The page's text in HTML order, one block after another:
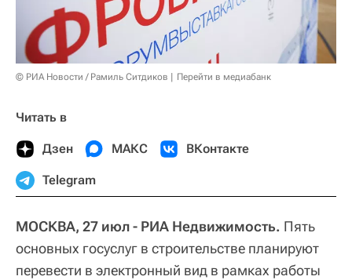
© РИА Новости / Рамиль Ситдиков Перейти в медиабанк
Читать в
Дзен МАКС ВКонтакте
Telegram
МОСКВА, 27 июл - РИА Недвижимость. Пять
основных госуслуг в строительстве планируют
перевести в электронный вид в рамках работы